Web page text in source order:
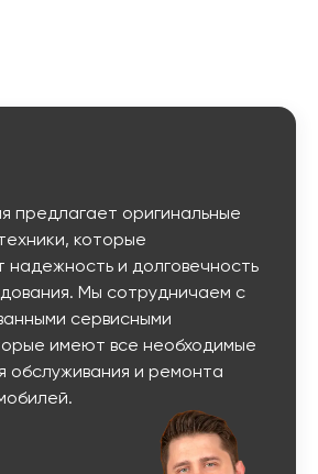
предлагает оригинальные
которые
надежность и долговечность
Мы сотрудничаем с
сервисными
имеют все необходимые
обслуживания и ремонта